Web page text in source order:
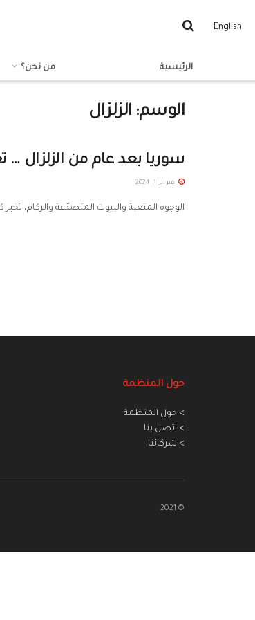
English
الرئيسية من نحن؟
الوسم: الزلزال
سوريا بعد عام من الزلزال …
فبراير 1, 2024
الوجوه المتعبة والبيوت المتصدّعة والركام، تخبر
حول المنظمة
> حول المنظمة
> اتصل بنا
> شركائنا
© 2021